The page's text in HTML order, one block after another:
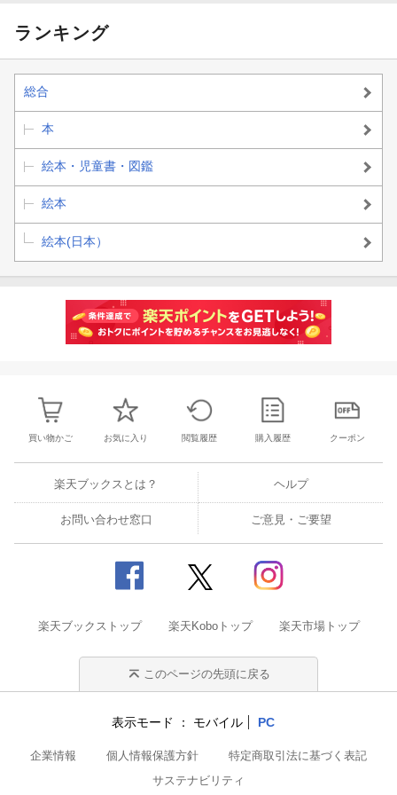
ランキング
総合
本
絵本・児童書・図鑑
絵本
絵本(日本）
買い物かご お気に入り 閲覧履歴 購入履歴 クーポン
楽天ブックスとは？ ヘルプ
お問い合わせ窓口 ご意見・ご要望
楽天ブックストップ 楽天Koboトップ 楽天市場トップ
このページの先頭に戻る
表示モード モバイル PC
企業情報 個人情報保護方針
特定商取引法に基づく表記
サステナビリティ